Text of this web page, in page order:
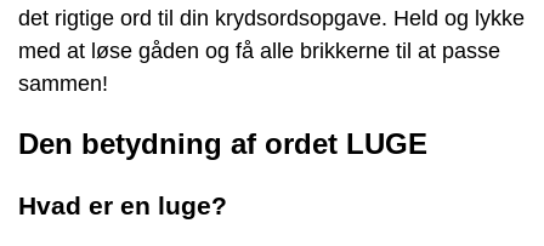
det rigtige ord til din krydsordsopgave. Held og lykke
med at løse gåden og få alle brikkerne til at passe
sammen!
Den betydning af ordet LUGE
Hvad er en luge?